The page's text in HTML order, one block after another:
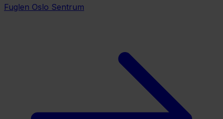
Fuglen Oslo Sentrum